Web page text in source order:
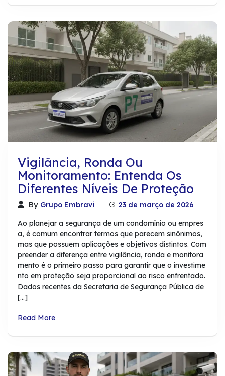
Vigilância, Ronda Ou
Monitoramento: Entenda Os
Diferentes Níveis De Proteção
By Grupo Embravi 23 de março de 2026
Ao planejar a segurança de um condomínio ou empres
a, é comum encontrar termos que parecem sinônimos,
mas que possuem aplicações e objetivos distintos. Com
preender a diferença entre vigilância, ronda e monitora
mento é o primeiro passo para garantir que o investime
nto em proteção seja proporcional ao risco enfrentado.
Dados recentes da Secretaria de Segurança Pública de
[…]
Read More